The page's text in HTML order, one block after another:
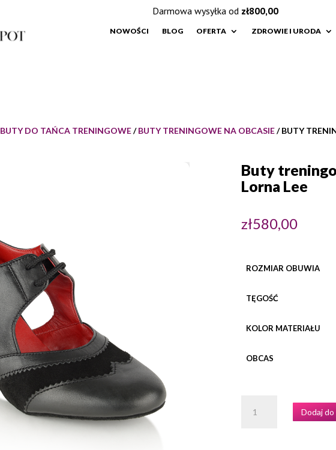
NOWOŚCI BLOG OFERTA ZDROWIE I URODA
BUTY DO TAŃCA TRENINGOWE/BUTY TRENINGOWE NA OBCASIE/ BUTY
Buty
Lorna Lee
zł580,00
ROZMIAR OBUWIA
TĘGOŚĆ
KOLOR MATERIAŁU
OBCAS
BUTY
Dodaj do
Darmowa wysyłka od zł800,00